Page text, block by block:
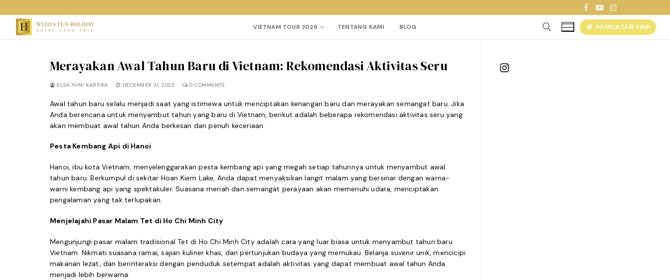
to
content
VIETNAM TOUR 2026 TENTANG KAMI BLOG
Search for:
KONSULTASI TRIP
Merayakan Awal Tahun Baru di Vietnam: Rekomendasi Aktivitas Seru
ELSA YUNI KARTIKA DECEMBER 31, 2023 0 COMMENTS
Awal tahun baru selalu menjadi saat yang istimewa untuk menciptakan kenangan baru dan merayakan semangat baru. Jika
Anda berencana untuk menyambut tahun yang baru di Vietnam, berikut adalah beberapa rekomendasi aktivitas seru yang
akan membuat awal tahun Anda berkesan dan penuh keceriaan.
Pesta Kembang Api di Hanoi
Hanoi, ibu kota Vietnam, menyelenggarakan pesta kembang api yang megah setiap tahunnya untuk menyambut awal
tahun baru. Berkumpul di sekitar Hoan Kiem Lake, Anda dapat menyaksikan langit malam yang bersinar dengan warna-
warni kembang api yang spektakuler. Suasana meriah dan semangat perayaan akan memenuhi udara, menciptakan
pengalaman yang tak terlupakan.
Menjelajahi Pasar Malam Tet di Ho Chi Minh City
Mengunjungi pasar malam tradisional Tet di Ho Chi Minh City adalah cara yang luar biasa untuk menyambut tahun baru
Vietnam. Nikmati suasana ramai, sajian kuliner khas, dan pertunjukan budaya yang memukau. Belanja suvenir unik, mencicipi
makanan lezat, dan berinteraksi dengan penduduk setempat adalah aktivitas yang dapat membuat awal tahun Anda
menjadi lebih berwarna.
Instagram